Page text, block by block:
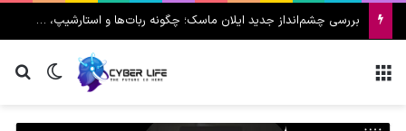
بررسی چشم‌انداز جدید ایلان ماسک؛ چگونه ربات‌ها و استارشیپ، ماه را به قطب صنعتی فضا تبدیل می‌کنند؟
تغییر